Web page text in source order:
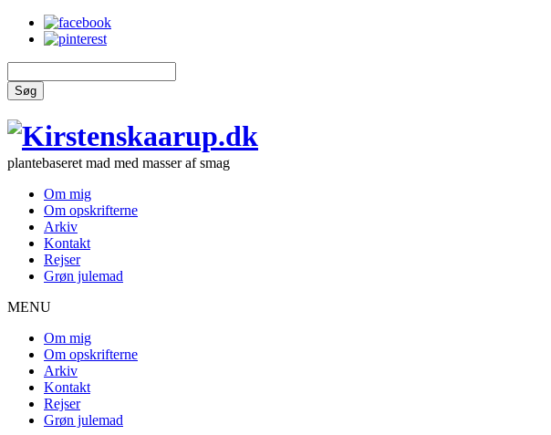
Søg
plantebaseret mad med masser af smag
Om mig
Om opskrifterne
Arkiv
Kontakt
Rejser
Grøn julemad
MENU
Om mig
Om opskrifterne
Arkiv
Kontakt
Rejser
Grøn julemad